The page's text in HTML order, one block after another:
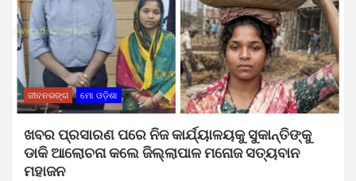
ଜୀବନରଙ୍ଗ ମୋ ଓଡ଼ିଶା
ଖବର ପ୍ରସାରଣ ପରେ ନିଜ କାର୍ଯ୍ୟାଳୟକୁ ସୁକାନ୍ତିଙ୍କୁ
ଡାକି ଆଲୋଚନା କଲେ ଜିଲ୍ଲାପାଳ ମନୋଜ ସତ୍ୟବାନ
ମହାଜନ